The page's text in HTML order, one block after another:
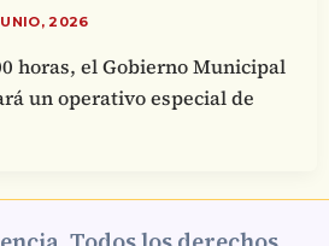
2026
horas, el Gobierno Municipal
un operativo especial de